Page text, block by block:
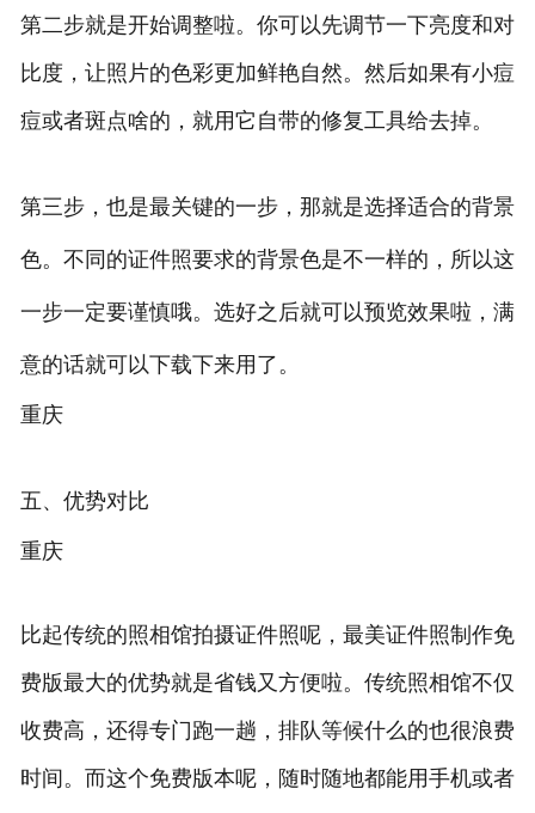
第二步就是开始调整啦。你可以先调节一下亮度和对
比度，让照片的色彩更加鲜艳自然。然后如果有小痘
痘或者斑点啥的，就用它自带的修复工具给去掉。
第三步，也是最关键的一步，那就是选择适合的背景
色。不同的证件照要求的背景色是不一样的，所以这
一步一定要谨慎哦。选好之后就可以预览效果啦，满
意的话就可以下载下来用了。
重庆
五、优势对比
重庆
比起传统的照相馆拍摄证件照呢，最美证件照制作免
费版最大的优势就是省钱又方便啦。传统照相馆不仅
收费高，还得专门跑一趟，排队等候什么的也很浪费
时间。而这个免费版本呢，随时随地都能用手机或者